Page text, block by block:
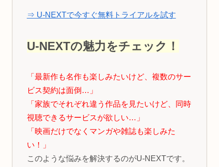
⇒ U-NEXTで今すぐ無料トライアルを試す
U-NEXTの魅力をチェック！
「最新作も名作も楽しみたいけど、複数のサー
ビス契約は面倒…」
「家族でそれぞれ違う作品を見たいけど、同時
視聴できるサービスが欲しい…」
「映画だけでなくマンガや雑誌も楽しみた
い！」
このような悩みを解決するのがU-NEXTです。